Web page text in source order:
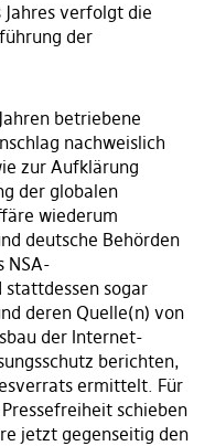
verfolgt die
der
betriebene
nachweislich
zur Aufklärung
der globalen
wiederum
deutsche Behörden
NSA-
stattdessen sogar
deren Quelle(n) von
der Internet-
berichten,
ermittelt. Für
schieben
jetzt gegenseitig den